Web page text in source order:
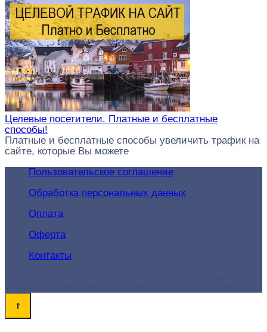
Целевые посетители. Платные и бесплатные
способы!
Платные и бесплатные способы увеличить трафик на
сайте, которые Вы можете
Пользовательское соглашение
Обработка персональных данных
Оплата
Оферта
Контакты